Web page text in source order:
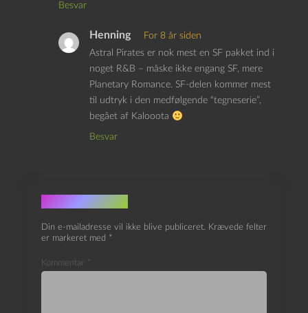
Besvar
Henning
For 8 år siden
Astral Pirates er nok mest en SF pakket ind i
noget R&B – måske ikke engang SF, mere
Planetary Romance. SF-delen kommer mest
til udtryk i den medfølgende “tegneserie”,
begået af Kalooota
Besvar
Skriv et svar
Din e-mailadresse vil ikke blive publiceret. Krævede felter
er markeret med *
Kommentar *